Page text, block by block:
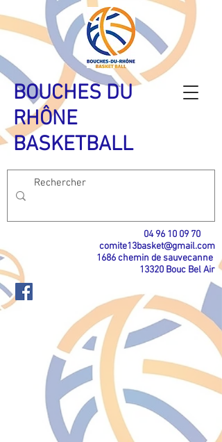
BOUCHES DU
RHÔNE
BASKETBALL
04 96 10 09 70
comite13basket@gmail.com
1686 chemin de sauvecanne
13320 Bouc Bel Air